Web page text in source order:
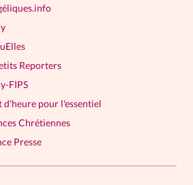
Reporters
FIPS
d'heure pour l'essentiel
Chrétiennes
Presse